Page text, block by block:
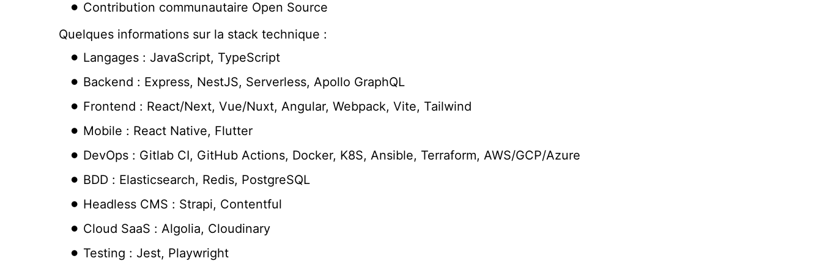
Contribution communautaire Open Source
Quelques informations sur la stack technique :
Langages : JavaScript, TypeScript
Backend : Express, NestJS, Serverless, Apollo GraphQL
Frontend : React/Next, Vue/Nuxt, Angular, Webpack, Vite, Tailwind
Mobile : React Native, Flutter
DevOps : Gitlab CI, GitHub Actions, Docker, K8S, Ansible, Terraform, AWS/GCP/Azure
BDD : Elasticsearch, Redis, PostgreSQL
Headless CMS : Strapi, Contentful
Cloud SaaS : Algolia, Cloudinary
Testing : Jest, Playwright